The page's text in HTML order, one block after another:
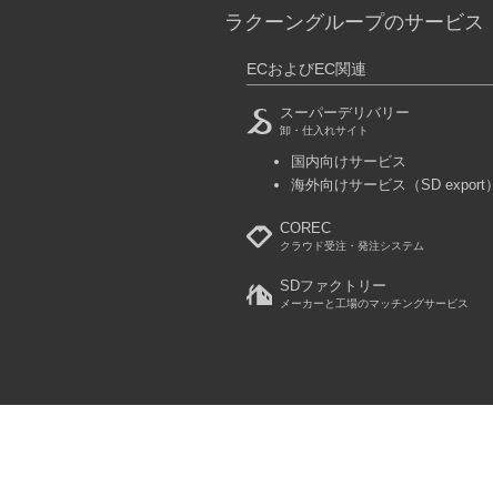
ラクーングループのサービス
ECおよびEC関連
スーパーデリバリー
卸・仕入れサイト
国内向けサービス
海外向けサービス
（SD export）
COREC
クラウド受注・発注システム
SDファクトリー
メーカーと工場のマッチングサービス